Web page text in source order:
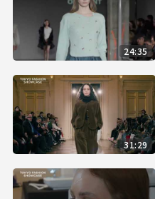
24:35
31:29